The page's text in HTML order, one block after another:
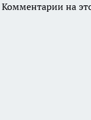
Комментарии на